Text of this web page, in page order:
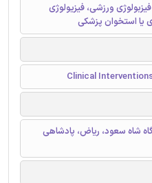
ورزشی، فیزیولوژی
یا استخوان پزشکی
شاه سعود، ریاض، پادشاهی